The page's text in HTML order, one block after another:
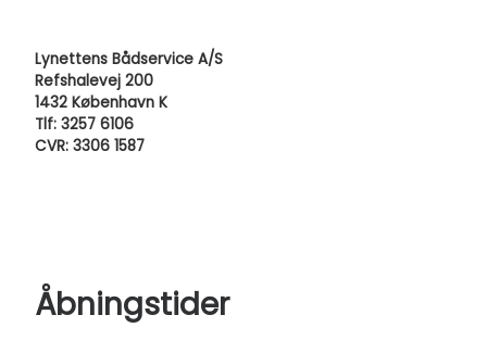
Lynettens Bådservice A/S
Refshalevej 200
1432 København K
Tlf: 3257 6106
CVR: 3306 1587
Åbningstider